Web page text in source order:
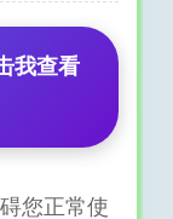
我查看
您正常使